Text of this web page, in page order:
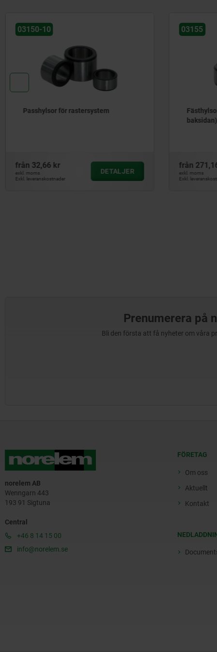
03150-10
Passhylsor för rastersystem
från 32,66 kr
exkl. moms
Exkl. leveranskostnader
DETALJER
03155
baksidan)
från
exkl. moms
Exkl.
Prenumerera på
Bli den första att få nyheter om våra
norelem AB
Wenngarn 443
193 91 Sigtuna
Central
+46 8 14 15 00
info@norelem.se
FÖRETAG
Om oss
Aktuellt
Kontakt